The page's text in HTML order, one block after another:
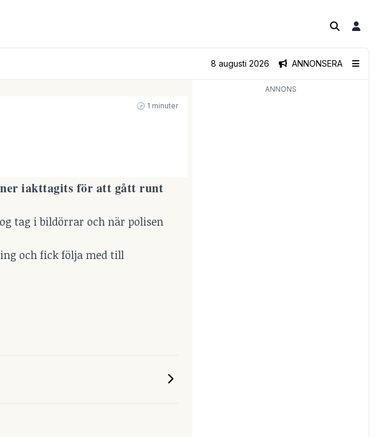
ANNONSERA
8 augusti 2026
🕝 1 minuter
iakttagits för att gått runt
tag i bildörrar och när polisen
och fick följa med till
ANNONS